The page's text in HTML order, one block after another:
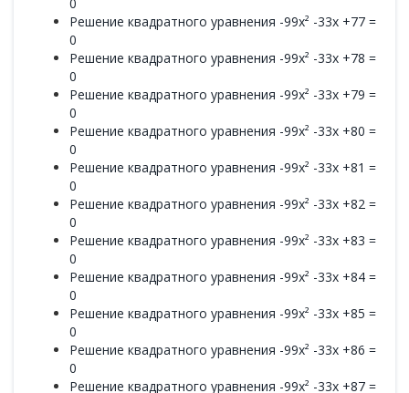
Решение квадратного уравнения -99x² -33x +77 =
0
Решение квадратного уравнения -99x² -33x +78 =
0
Решение квадратного уравнения -99x² -33x +79 =
0
Решение квадратного уравнения -99x² -33x +80 =
0
Решение квадратного уравнения -99x² -33x +81 =
0
Решение квадратного уравнения -99x² -33x +82 =
0
Решение квадратного уравнения -99x² -33x +83 =
0
Решение квадратного уравнения -99x² -33x +84 =
0
Решение квадратного уравнения -99x² -33x +85 =
0
Решение квадратного уравнения -99x² -33x +86 =
0
Решение квадратного уравнения -99x² -33x +87 =